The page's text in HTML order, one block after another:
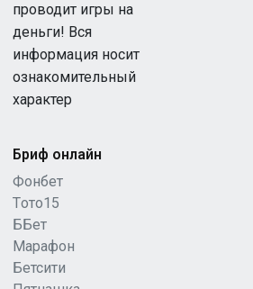
проводит игры на
деньги! Вся
информация носит
ознакомительный
характер
Бриф онлайн
Фонбет
Tото15
ББет
Марафон
Бетсити